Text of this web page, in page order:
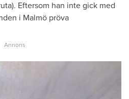
Eftersom han inte gick med
i Malmö pröva